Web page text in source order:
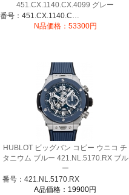
451.CX.1140.CX.4099 グレー
番号：451.CX.1140.CX.4099
N品価格：53300円
HUBLOT ビッグバン コピー ウニコ チ
タニウム ブルー 421.NL.5170.RX ブル
ー
番号：421.NL.5170.RX
A品価格：19900円